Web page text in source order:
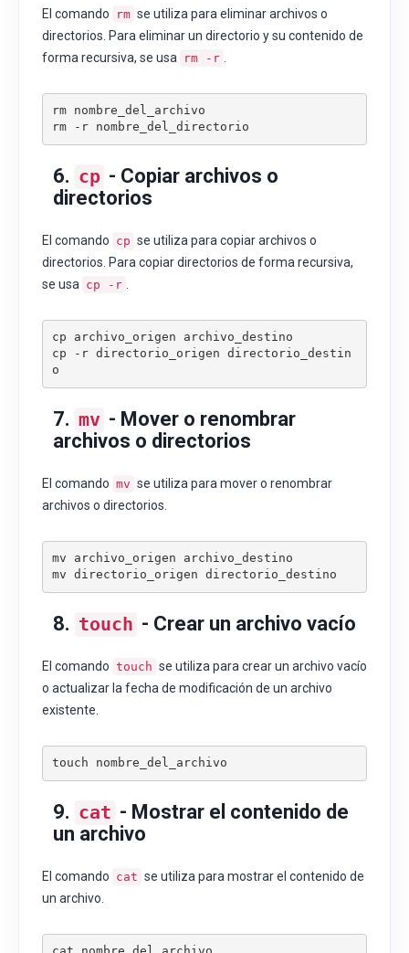
El comando rm se utiliza para eliminar archivos o
directorios. Para eliminar un directorio y su contenido de
forma recursiva, se usa
rm -r
rm nombre_del_archivo
rm -r nombre_del_directorio
6. cp - Copiar archivos o
directorios
El comando cp se utiliza para copiar archivos o
directorios. Para copiar directorios de forma recursiva,
se usa cp -r
cp archivo_origen archivo_destino
cp -r directorio_origen directorio_destin
o
7. mv - Mover o renombrar
archivos o directorios
El comando mv se utiliza para mover o renombrar
archivos o directorios.
mv archivo_origen archivo_destino
mv directorio_origen directorio_destino
8. touch - Crear un archivo vacío
El comando touch se utiliza para crear un archivo vacío
o actualizar la fecha de modificación de un archivo
existente.
touch nombre_del_archivo
9. cat - Mostrar el contenido de
un archivo
El comando cat se utiliza para mostrar el contenido de
un archivo.